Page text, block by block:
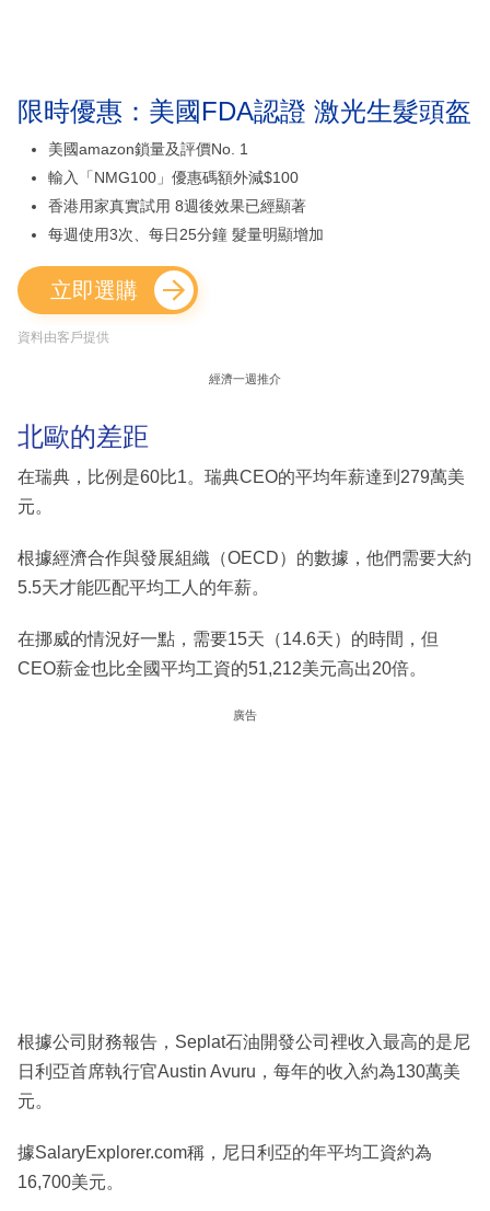
限時優惠：美國FDA認證 激光生髮頭盔
美國amazon鎖量及評價No. 1
輸入「NMG100」優惠碼額外減$100
香港用家真實試用 8週後效果已經顯著
每週使用3次、每日25分鐘 髮量明顯增加
立即選購
資料由客戶提供
經濟一週推介
北歐的差距
在瑞典，比例是60比1。瑞典CEO的平均年薪達到279萬美
元。
根據經濟合作與發展組織（OECD）的數據，他們需要大約
5.5天才能匹配平均工人的年薪。
在挪威的情況好一點，需要15天（14.6天）的時間，但
CEO薪金也比全國平均工資的51,212美元高出20倍。
廣告
根據公司財務報告，Seplat石油開發公司裡收入最高的是尼
日利亞首席執行官Austin Avuru，每年的收入約為130萬美
元。
據SalaryExplorer.com稱，尼日利亞的年平均工資約為
16,700美元。